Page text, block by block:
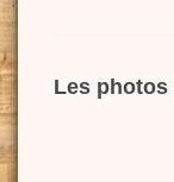
Les photos